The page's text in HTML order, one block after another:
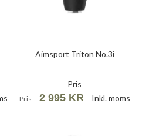
Aimsport Triton No.3i
Pris
Pris 2 995 KR Inkl. moms